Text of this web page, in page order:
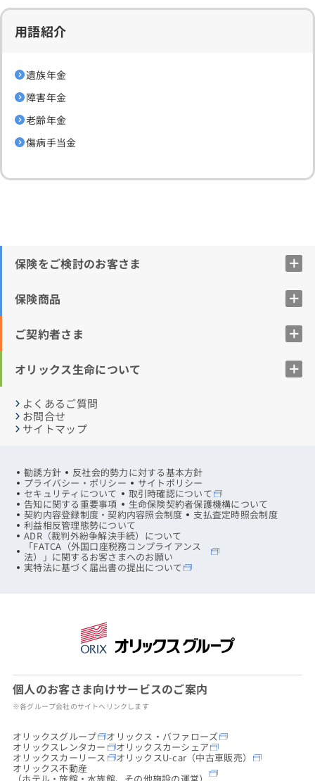
用語紹介
遺族年金
障害年金
老齢年金
傷病手当金
保険をご検討のお客さま
保険商品
ご契約者さま
オリックス生命について
よくあるご質問
お問合せ
サイトマップ
勧誘方針 反社会的勢力に対する基本方針
プライバシー・ポリシー サイトポリシー
セキュリティについて 取引時確認について
告知に関する重要事項 生命保険契約者保護機構について
契約内容登録制度・契約内容照会制度 支払査定時照会制度
利益相反管理態勢について
ADR（裁判外紛争解決手続）について
「FATCA（外国口座税務コンプライアンス
法）」に関するお客さまへのお願い
実特法に基づく届出書の提出について
個人のお客さま向けサービスのご案内
※各グループ会社のサイトへリンクします
オリックスグループ オリックス・バファローズ
オリックスレンタカー オリックスカーシェア
オリックスカーリース オリックスU-car（中古車販売）
オリックス不動産